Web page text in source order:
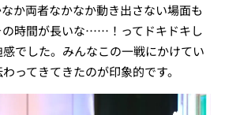
か両者なかなか動き出さない場面も
の時間が長いな……！ってドキドキし
でした。みんなこの一戦にかけてい
ってきてきたのが印象的です。